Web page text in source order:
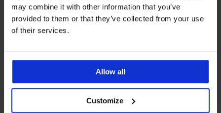
may combine it with other information that you’ve
provided to them or that they’ve collected from your use
of their services.
Allow all
Customize
-20% BRA20